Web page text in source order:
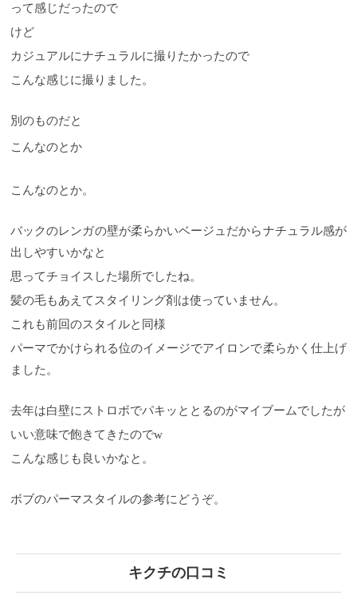
って感じだったので
けど
カジュアルにナチュラルに撮りたかったので
こんな感じに撮りました。
別のものだと
こんなのとか
こんなのとか。
バックのレンガの壁が柔らかいベージュだからナチュラル感が
出しやすいかなと
思ってチョイスした場所でしたね。
髪の毛もあえてスタイリング剤は使っていません。
これも前回のスタイルと同様
パーマでかけられる位のイメージでアイロンで柔らかく仕上げ
ました。
去年は白壁にストロボでパキッととるのがマイブームでしたが
いい意味で飽きてきたのでw
こんな感じも良いかなと。
ボブのパーマスタイルの参考にどうぞ。
キクチの口コミ